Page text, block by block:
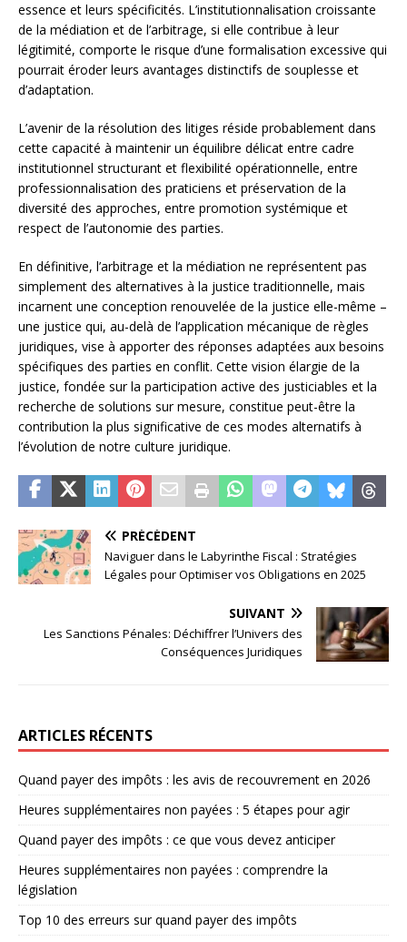
essence et leurs spécificités. L’institutionnalisation croissante
de la médiation et de l’arbitrage, si elle contribue à leur
légitimité, comporte le risque d’une formalisation excessive qui
pourrait éroder leurs avantages distinctifs de souplesse et
d’adaptation.
L’avenir de la résolution des litiges réside probablement dans
cette capacité à maintenir un équilibre délicat entre cadre
institutionnel structurant et flexibilité opérationnelle, entre
professionnalisation des praticiens et préservation de la
diversité des approches, entre promotion systémique et
respect de l’autonomie des parties.
En définitive, l’arbitrage et la médiation ne représentent pas
simplement des alternatives à la justice traditionnelle, mais
incarnent une conception renouvelée de la justice elle-même –
une justice qui, au-delà de l’application mécanique de règles
juridiques, vise à apporter des réponses adaptées aux besoins
spécifiques des parties en conflit. Cette vision élargie de la
justice, fondée sur la participation active des justiciables et la
recherche de solutions sur mesure, constitue peut-être la
contribution la plus significative de ces modes alternatifs à
l’évolution de notre culture juridique.
PRÉCÉDENT
Naviguer dans le Labyrinthe Fiscal : Stratégies
Légales pour Optimiser vos Obligations en 2025
SUIVANT
Les Sanctions Pénales: Déchiffrer l’Univers des
Conséquences Juridiques
ARTICLES RÉCENTS
Quand payer des impôts : les avis de recouvrement en 2026
Heures supplémentaires non payées : 5 étapes pour agir
Quand payer des impôts : ce que vous devez anticiper
Heures supplémentaires non payées : comprendre la
législation
Top 10 des erreurs sur quand payer des impôts